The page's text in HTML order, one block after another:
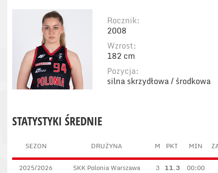
Rocznik:
2008
Wzrost:
182 cm
Pozycja:
silna skrzydłowa / środkowa
STATYSTYKI ŚREDNIE
SEZON DRUŻYNA M PKT MIN
2025/2026 SKK Polonia Warszawa 3 11.3 00:00